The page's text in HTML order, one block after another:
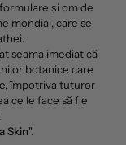
și om de
mondial, care se
seama imediat că
botanice care
împotriva tuturor
ce le face să fie
Skin".